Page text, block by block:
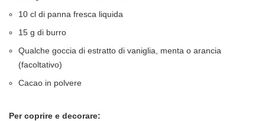
10 cl di panna fresca liquida
15 g di burro
Qualche goccia di estratto di vaniglia, menta o arancia
(facoltativo)
Cacao in polvere
Per coprire e decorare: